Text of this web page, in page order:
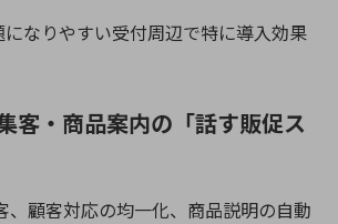
なりやすい受付周辺で特に導入効果
客・商品案内の「話す販促ス
、顧客対応の均一化、商品説明の自動